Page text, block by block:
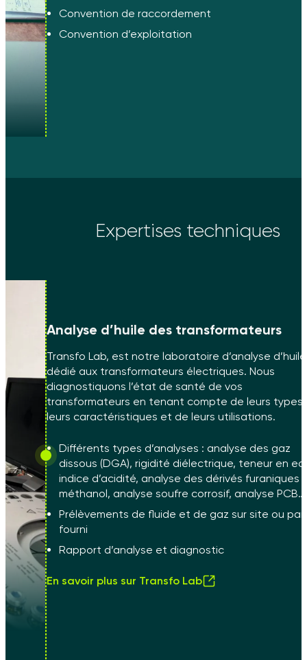
Convention de raccordement
Convention d’exploitation
Expertises techniques
Analyse d’huile des transformateurs
Transfo Lab, est notre laboratoire d’analyse d’huile
dédié aux transformateurs électriques. Nous
diagnostiquons l’état de santé de vos
transformateurs en tenant compte de leurs
leurs caractéristiques et de leurs utilisations.
Différents types d’analyses : analyse des gaz
dissous (DGA), rigidité diélectrique, teneur en
indice d’acidité, analyse des dérivés furaniques /
méthanol, analyse soufre corrosif, analyse PCB…
Prélèvements de fluide et de gaz sur site ou par
fourni
Rapport d’analyse et diagnostic
En savoir plus sur Transfo Lab